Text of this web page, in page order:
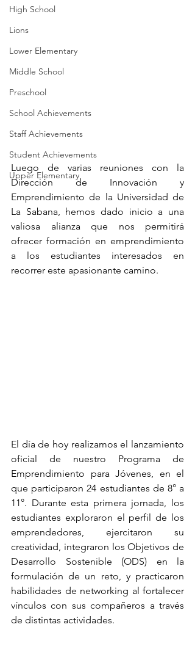
High School
Lions
Lower Elementary
Middle School
Preschool
School Achievements
Staff Achievements
Student Achievements
Upper Elementary
Luego de varias reuniones con la
Dirección de Innovación y
Emprendimiento de la Universidad de
La Sabana, hemos dado inicio a una
valiosa alianza que nos permitirá
ofrecer formación en emprendimiento
a los estudiantes interesados en
recorrer este apasionante camino.
El día de hoy realizamos el lanzamiento
oficial de nuestro Programa de
Emprendimiento para Jóvenes, en el
que participaron 24 estudiantes de 8° a
11°. Durante esta primera jornada, los
estudiantes exploraron el perfil de los
emprendedores, ejercitaron su
creatividad, integraron los Objetivos de
Desarrollo Sostenible (ODS) en la
formulación de un reto, y practicaron
habilidades de networking al fortalecer
vínculos con sus compañeros a través
de distintas actividades.